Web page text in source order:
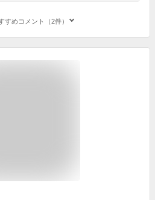
すめコメント（2件）